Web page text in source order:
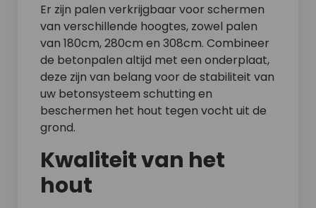
Er zijn palen verkrijgbaar voor schermen
van verschillende hoogtes, zowel palen
van 180cm, 280cm en 308cm. Combineer
de betonpalen altijd met een onderplaat,
deze zijn van belang voor de stabiliteit van
uw betonsysteem schutting en
beschermen het hout tegen vocht uit de
grond.
Kwaliteit van het
hout